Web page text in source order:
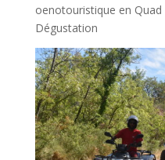
oenotouristique en
Dégustation